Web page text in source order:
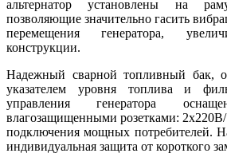
альтернатор установлены на
позволяющие значительно гасить
перемещения генератора,
конструкции.
Надежный сварной топливный бак,
указателем уровня топлива и
управления генератора
влагозащищенными розетками:
подключения мощных потребителей.
индивидуальная защита от короткого